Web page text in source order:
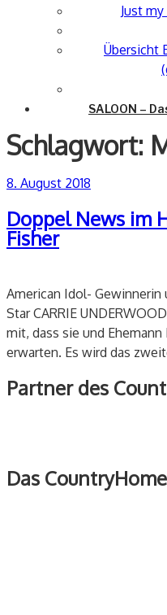
Just
Übersicht
SALOON –
Schlagwort:
Veröffentlicht
8. August 2018
Doppel News im
Fisher
American Idol-
Star CARRIE
mit, dass sie und
erwarten. Es wird das
Partner des
Das